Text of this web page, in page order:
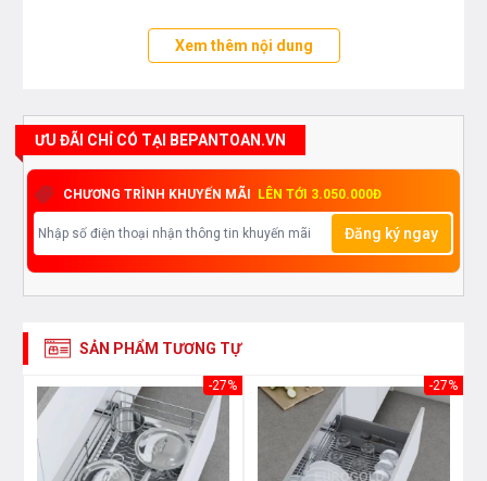
Xem thêm nội dung
ƯU ĐÃI CHỈ CÓ TẠI BEPANTOAN.VN
CHƯƠNG TRÌNH KHUYẾN MÃI LÊN TỚI 3.050.000Đ
Đăng ký ngay
SẢN PHẨM TƯƠNG TỰ
-27% -27%